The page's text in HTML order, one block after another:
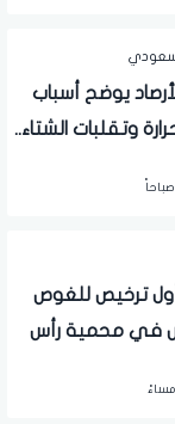
يوضح أسباب
وتقلبات الشتاء..
ترخيص للغوص
في محمية رأس